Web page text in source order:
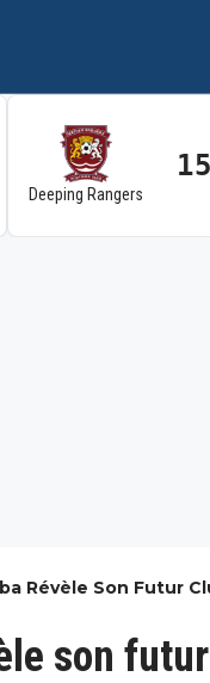
Deeping Rangers
Révèle Son Futur
son